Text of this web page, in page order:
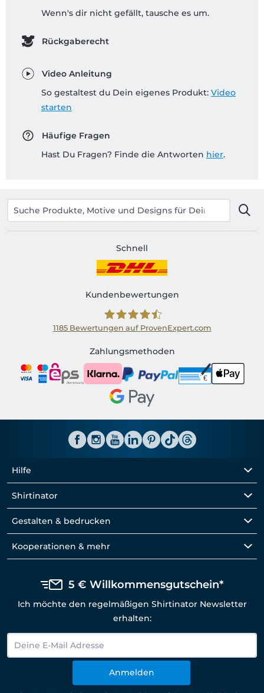
Wenn's dir nicht gefällt, tausche es um.
Rückgaberecht
Video Anleitung
So gestaltest du Dein eigenes Produkt: Video
starten
Häufige Fragen
Hast Du Fragen? Finde die Antworten hier.
Schnell
Kundenbewertungen
Shirtinator AT
1185Bewertungen auf ProvenExpert.com
Zahlungsmethoden
Hilfe
Shirtinator
Gestalten & bedrucken
Kooperationen & mehr
5 € Willkommensgutschein*
Ich möchte den regelmäßigen Shirtinator Newsletter
erhalten:
Anmelden